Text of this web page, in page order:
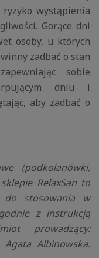
wystąpienia
Gorące dni
osoby, u których
zadbać o stan
sobie
dniu i
aby zadbać o
(podkolanówki,
RelaxSan to
do stosowania w
z instrukcją
prowadzący:
Albinowska.